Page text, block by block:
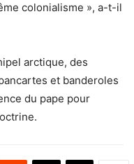
colonialisme », a-t-il
arctique, des
et banderoles
du pape pour